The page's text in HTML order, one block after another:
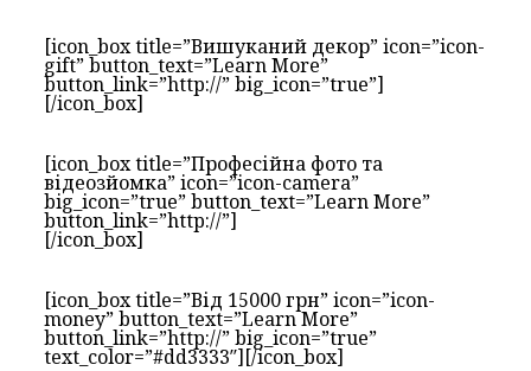
[icon_box title=”Вишуканий декор” icon=”icon-
gift” button_text=”Learn More”
button_link=”http://” big_icon=”true”]
[/icon_box]
[icon_box title=”Професійна фото та
відеозйомка” icon=”icon-camera”
big_icon=”true” button_text=”Learn More”
button_link=”http://”]
[/icon_box]
[icon_box title=”Від 15000 грн” icon=”icon-
money” button_text=”Learn More”
button_link=”http://” big_icon=”true”
text_color=”#dd3333″][/icon_box]